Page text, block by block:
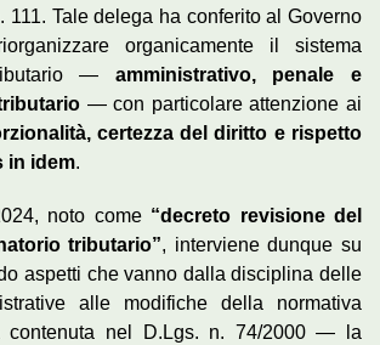
111. Tale delega ha conferito al Governo
organicamente il sistema
— amministrativo, penale e
— con particolare attenzione ai
certezza del diritto e rispetto
in idem.
noto come “decreto revisione del
tributario”, interviene dunque su
aspetti che vanno dalla disciplina delle
alle modifiche della normativa
contenuta nel D.Lgs. n. 74/2000 — la